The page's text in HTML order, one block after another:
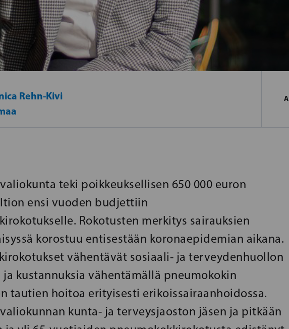
Rehn-Kivi
A
teki poikkeuksellisen 650 000 euron
ensi vuoden budjettiin
Rokotusten merkitys sairauksien
korostuu entisestään koronaepidemian aikana.
vähentävät sosiaali- ja terveydenhuollon
kustannuksia vähentämällä pneumokokin
tautien hoitoa erityisesti erikoissairaanhoidossa.
kunta- ja terveysjaoston jäsen ja pitkään